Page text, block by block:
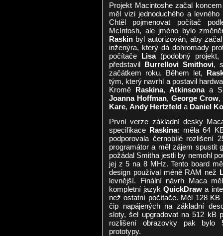
Projekt Macintoshe začal
měl vizi jednoduchého a
Chtěl pojmenovat počítač
McIntosh, ale jméno bylo
Raskinbyl autorizován, aby
inženýra, který dá dohromady
počítače Lisa(podobný projekt,
představil Burrellovi Smithovi,
začátkem roku. Během let,
tým, který navrhl a postavil
Kromě Raskina,Atkinsonaa
Joanna Hoffman, George Crow,
Kare, Andy Hertzfelda Daniel
První verze základní desky
specifikace Raskina: měla 64
podporovala černobílé rozlišení
programátor a měl zájem spustit
požádal Smitha jestli by nemohl
jej z 5 na 8 MHz. Tento board
design používal méně RAM než
levnější. Finální návrh Maca
kompletní jazykQuickDraw a
než ostatní počítače. Měl 128
čip napájených na základní
sloty, šel upgradovat na 512 kB
rozlišení obrazovky pak bylo
prototypy.